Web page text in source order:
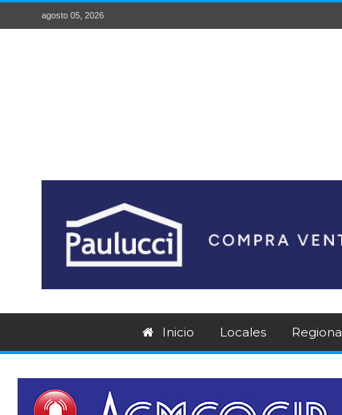
agosto 05, 2026
Inicio Locales